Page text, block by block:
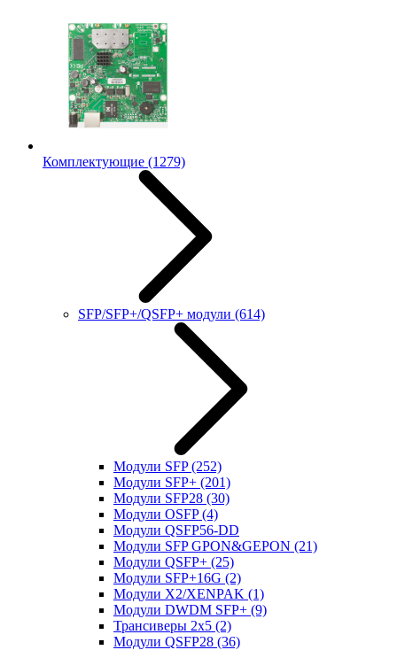
Комплектующие (1279)
SFP/SFP+/QSFP+ модули (614)
Модули SFP(252)
Модули SFP+ (201)
Модули SFP28 (30)
Модули OSFP(4)
Модули QSFP56-DD
Модули SFP GPON&GEPON (21)
Модули QSFP+ (25)
Модули SFP+16G (2)
Модули X2/XENPAK (1)
Модули DWDM SFP+ (9)
Трансиверы 2x5 (2)
Модули QSFP28 (36)